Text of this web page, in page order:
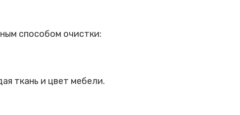
способом очистки:
ткань и цвет мебели.